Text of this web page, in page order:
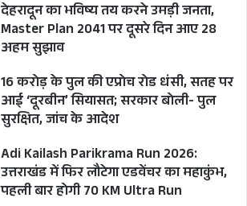
देहरादून का भविष्य तय करने उमड़ी जनता,
Master Plan 2041 पर दूसरे दिन आए 28
अहम सुझाव
16 करोड़ के पुल की एप्रोच रोड धंसी, सतह पर
आई ‘दूरबीन’ सियासत; सरकार बोली- पुल
सुरक्षित, जांच के आदेश
Adi Kailash Parikrama Run 2026:
उत्तराखंड में फिर लौटेगा एडवेंचर का महाकुंभ,
पहली बार होगी 70 KM Ultra Run